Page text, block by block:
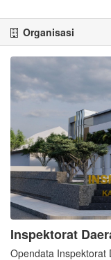
Organisasi
Inspektorat
Opendata Inspektorat